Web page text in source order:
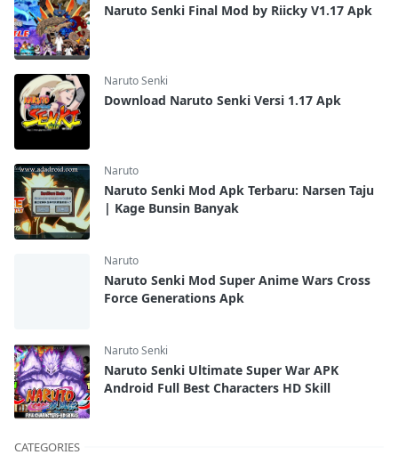
Naruto Senki Final Mod by Riicky V1.17 Apk
Naruto Senki
Download Naruto Senki Versi 1.17 Apk
Naruto
Naruto Senki Mod Apk Terbaru: Narsen Taju
| Kage Bunsin Banyak
Naruto
Naruto Senki Mod Super Anime Wars Cross
Force Generations Apk
Naruto Senki
Naruto Senki Ultimate Super War APK
Android Full Best Characters HD Skill
CATEGORIES